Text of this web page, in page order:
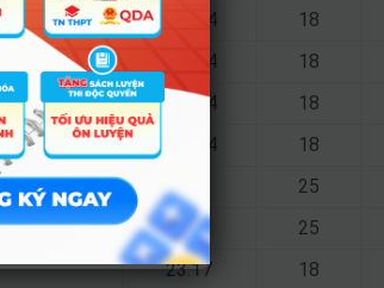
25.864
18
25.864 18
25.744 18
25.744 18
26.4 25
26.4 25
23.17 18